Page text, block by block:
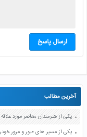
ارسال پاسخ
آخرین مطالب
یکی از مسیر های عبور و مرور